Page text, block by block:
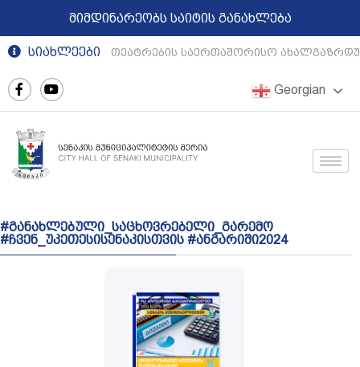
მიმდინარეობს საიტის განახლება
სიახლეები
რეგიონული თეატრების საერთაშორისო
Georgian
#განახლებული_საცხოვრებელი_გარემო
#ჩვენ_უკეთესისენაკისთვის #ანგარიში2024